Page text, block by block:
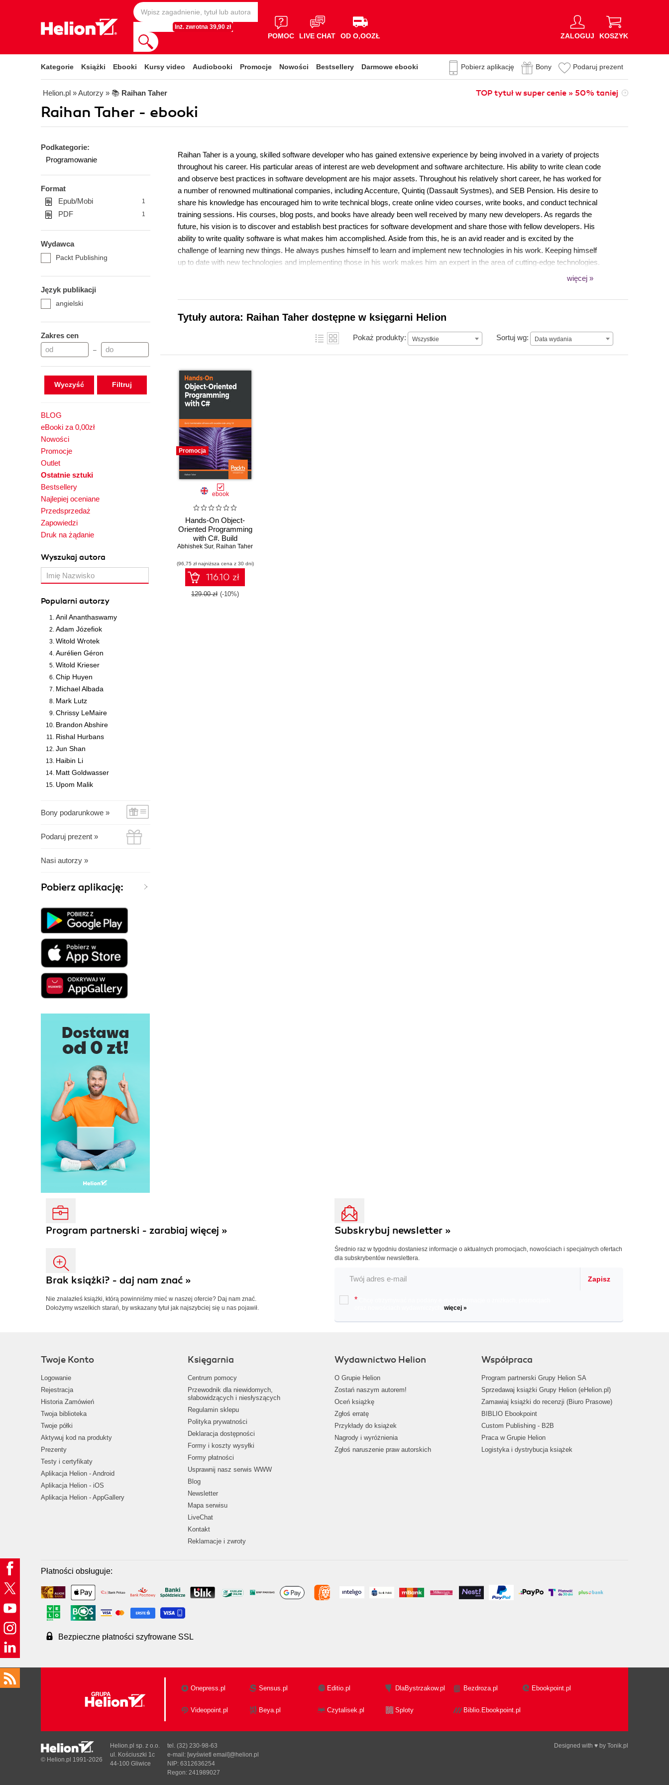
Inż. zwrotna 39,90 zł
POMOC LIVE CHAT OD O,OOZŁ ZALOGUJ KOSZYK
Kategorie Książki Ebooki Kursy video Audiobooki Promocje Nowości Bestsellery Darmowe ebooki Pobierz aplikację Bony Podaruj prezent
Helion.pl » Autorzy » 📚 Raihan Taher TOP tytuł w super cenie » 50% taniej
Raihan Taher - ebooki
Podkategorie:
Programowanie
Format
Epub/Mobi
1
PDF 1
Wydawca
Packt Publishing
Język publikacji
angielski
Zakres cen
–
Wyczyść
BLOG
eBooki za 0,00zł
Nowości
Promocje
Outlet
Ostatnie sztuki
Bestsellery
Najlepiej oceniane
Przedsprzedaż
Zapowiedzi
Druk na żądanie
Wyszukaj autora
Popularni autorzy
Anil Ananthaswamy
Adam Józefiok
Witold Wrotek
Aurélien Géron
Witold Krieser
Chip Huyen
Michael Albada
Mark Lutz
Chrissy LeMaire
Brandon Abshire
Rishal Hurbans
Jun Shan
Haibin Li
Matt Goldwasser
Upom Malik
Bony podarunkowe »
Podaruj prezent »
Nasi autorzy »
Pobierz aplikację:
Raihan Taher is a young, skilled software developer who has gained extensive experience by being involved in a variety of projects
throughout his career. His particular areas of interest are web development and software architecture. His ability to write clean code
and observe best practices in software development are his major assets. Throughout his relatively short career, he has worked for
a number of renowned multinational companies, including Accenture, Quintiq (Dassault Systmes), and SEB Pension. His desire to
share his knowledge has encouraged him to write technical blogs, create online video courses, write books, and conduct technical
training sessions. His courses, blog posts, and books have already been well received by many new developers. As regards the
future, his vision is to discover and establish best practices for software development and share those with fellow developers. His
ability to write quality software is what makes him accomplished. Aside from this, he is an avid reader and is excited by the
challenge of learning new things. He always pushes himself to learn and implement new technologies in his work. Keeping himself
up to date with new technologies and implementing those in his work makes him an expert in the area of cutting-edge technologies.
więcej »
Tytuły autora: Raihan Taher dostępne w księgarni Helion
Pokaż produkty: Wszystkie Sortuj wg: Data wydania
Data wydania
Promocja
ebook
Hands-On Object-
Oriented Programming
with C#. Build
maintainable software
using C#
Abhishek Sur, Raihan Taher
(96,75 zł najniższa cena z 30 dni)
116.10 zł
129.00 zł (-10%)
Program partnerski - zarabiaj więcej »
Brak książki? - daj nam znać »
Nie znalazłeś książki, którą powinniśmy mieć w naszej ofercie? Daj nam znać.
Dołożymy wszelkich starań, by wskazany tytuł jak najszybciej się u nas pojawił.
Subskrybuj newsletter »
Średnio raz w tygodniu dostaniesz informacje o aktualnych promocjach, nowościach i specjalnych ofertach
dla subskrybentów newslettera.
Zapisz
*
więcej »
Twoje Konto
Logowanie
Rejestracja
Historia Zamówień
Twoja biblioteka
Twoje półki
Aktywuj kod na produkty
Prezenty
Testy i certyfikaty
Aplikacja Helion - Android
Aplikacja Helion - iOS
Aplikacja Helion - AppGallery
Księgarnia
Centrum pomocy
Przewodnik dla niewidomych,
słabowidzących i niesłyszących
Regulamin sklepu
Polityka prywatności
Deklaracja dostępności
Formy i koszty wysyłki
Formy płatności
Usprawnij nasz serwis WWW
Blog
Newsletter
Mapa serwisu
LiveChat
Kontakt
Reklamacje i zwroty
Wydawnictwo Helion
O Grupie Helion
Zostań naszym autorem!
Oceń książkę
Zgłoś erratę
Przykłady do książek
Nagrody i wyróżnienia
Zgłoś naruszenie praw autorskich
Współpraca
Program partnerski Grupy Helion SA
Sprzedawaj książki Grupy Helion (eHelion.pl)
Zamawiaj książki do recenzji (Biuro Prasowe)
BIBLIO Ebookpoint
Custom Publishing - B2B
Praca w Grupie Helion
Logistyka i dystrybucja książek
Płatności obsługuje:
Bezpieczne płatności szyfrowane SSL
Onepress.pl Sensus.pl Editio.pl DlaBystrzakow.pl Bezdroza.pl Ebookpoint.pl
Videopoint.pl Beya.pl Czytalisek.pl Sploty Biblio.Ebookpoint.pl
Designed with ♥ by Tonik.pl
© Helion.pl 1991-2026
Helion.pl sp. z o.o.
ul. Kościuszki 1c
44-100 Gliwice
tel. (32) 230-98-63
e-mail: [wyświetl email]@helion.pl
NIP: 6312636254
Regon: 241989027